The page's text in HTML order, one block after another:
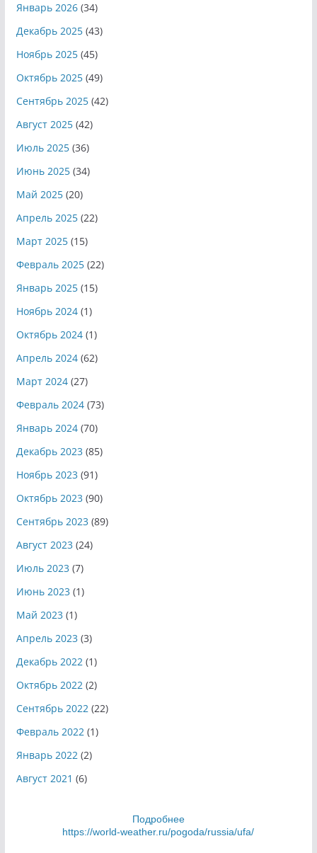
Январь 2026(34)
Декабрь 2025(43)
Ноябрь 2025(45)
Октябрь 2025(49)
Сентябрь 2025(42)
Август 2025(42)
Июль 2025(36)
Июнь 2025(34)
Май 2025(20)
Апрель 2025(22)
Март 2025(15)
Февраль 2025(22)
Январь 2025(15)
Ноябрь 2024(1)
Октябрь 2024(1)
Апрель 2024(62)
Март 2024(27)
Февраль 2024(73)
Январь 2024(70)
Декабрь 2023 (85)
Ноябрь 2023 (91)
Октябрь 2023 (90)
Сентябрь 2023 (89)
Август 2023 (24)
Июль 2023 (7)
Июнь 2023 (1)
Май 2023 (1)
Апрель 2023 (3)
Декабрь 2022(1)
Октябрь 2022(2)
Сентябрь 2022(22)
Февраль 2022(1)
Январь 2022(2)
Август 2021 (6)
Подробнее
https://world-weather.ru/pogoda/russia/ufa/